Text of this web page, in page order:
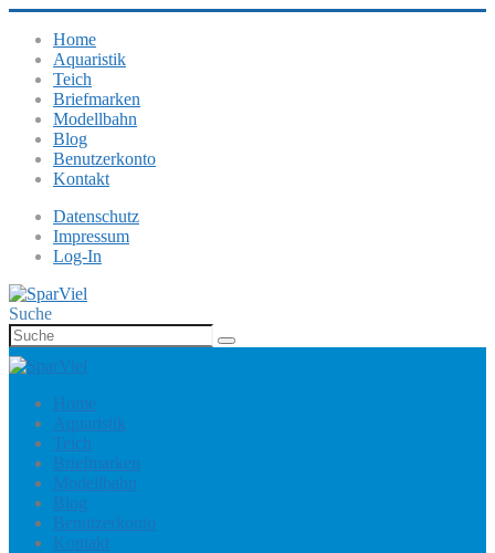
Home
Aquaristik
Teich
Briefmarken
Modellbahn
Blog
Benutzerkonto
Kontakt
Datenschutz
Impressum
Log-In
Suche
Home
Aquaristik
Teich
Briefmarken
Modellbahn
Blog
Benutzerkonto
Kontakt